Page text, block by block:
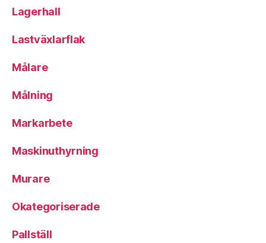
Lagerhall
Lastväxlarflak
Målare
Målning
Markarbete
Maskinuthyrning
Murare
Okategoriserade
Pallställ